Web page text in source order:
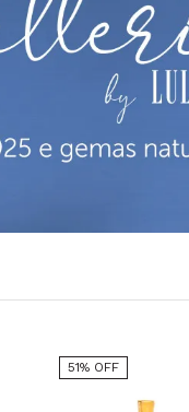
51% OFF